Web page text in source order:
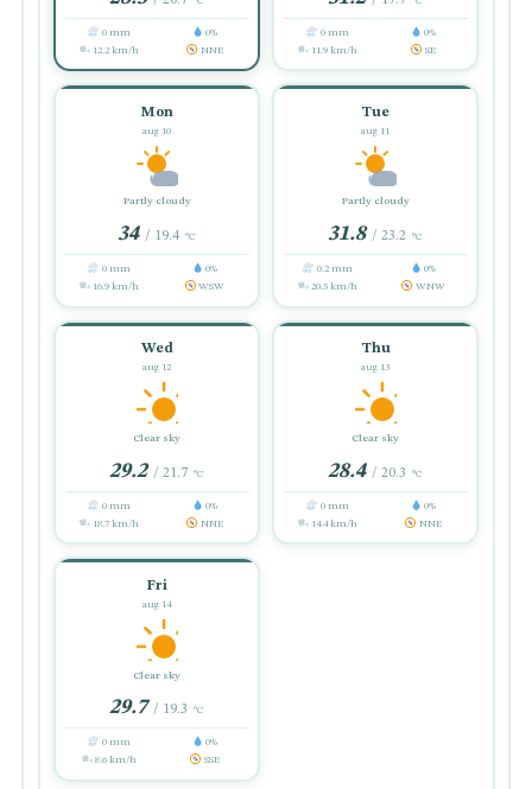
0 mm
0%
12.2 km/h
NNE
0 mm
0%
11.9 km/h
SE
Mon
aug 10
Partly cloudy
34 / 19.4 °C
0 mm
0%
16.9 km/h
WSW
Tue
aug 11
Partly cloudy
31.8 / 23.2 °C
0.2 mm
0%
20.5 km/h
WNW
Wed
aug 12
Clear sky
29.2 / 21.7 °C
0 mm
0%
18.7 km/h
NNE
Thu
aug 13
Clear sky
28.4 / 20.3 °C
0 mm
0%
14.4 km/h
NNE
Fri
aug 14
Clear sky
29.7 / 19.3 °C
0 mm
0%
8.6 km/h
SSE